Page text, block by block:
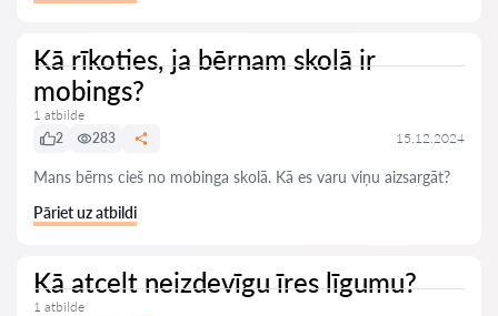
Kā rīkoties, ja bērnam skolā ir
mobings?
1 atbilde
2
283 15.12.2024
Mans bērns cieš no mobinga skolā. Kā es varu viņu aizsargāt?
Pāriet uz atbildi
Kā atcelt neizdevīgu īres līgumu?
1 atbilde